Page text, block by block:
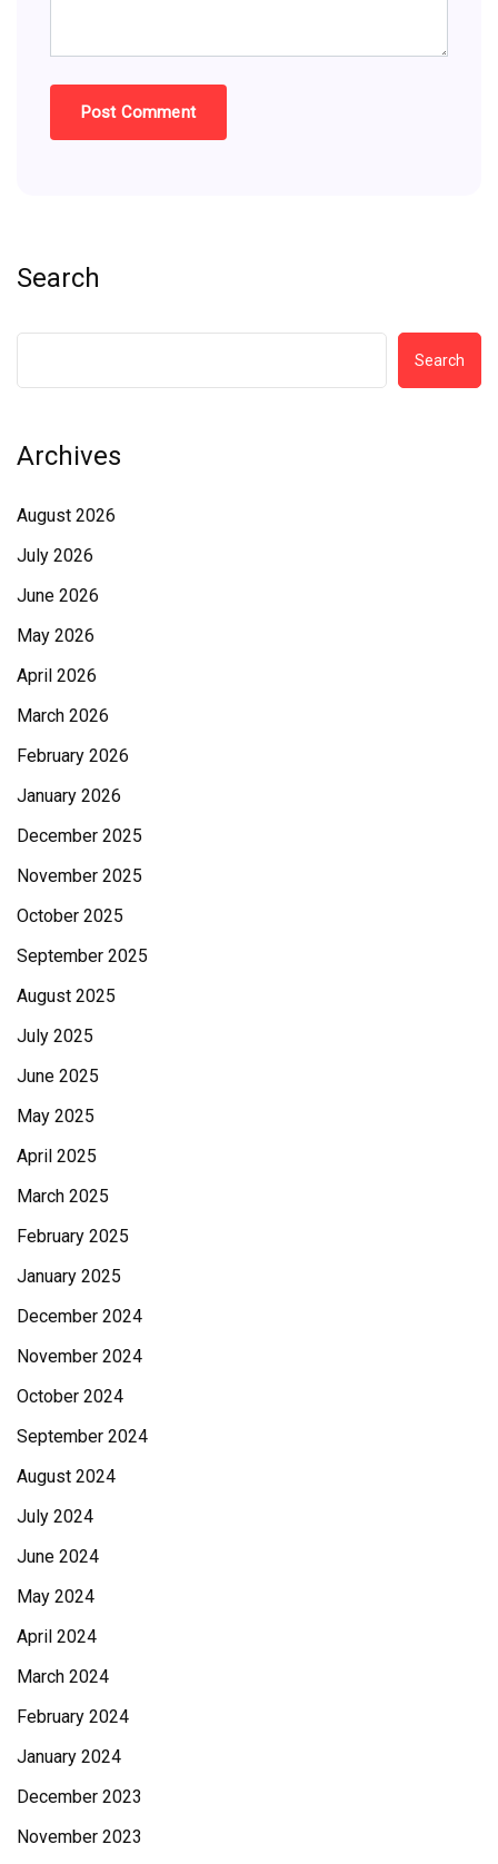
Search
Search
Archives
August 2026
July 2026
June 2026
May 2026
April 2026
March 2026
February 2026
January 2026
December 2025
November 2025
October 2025
September 2025
August 2025
July 2025
June 2025
May 2025
April 2025
March 2025
February 2025
January 2025
December 2024
November 2024
October 2024
September 2024
August 2024
July 2024
June 2024
May 2024
April 2024
March 2024
February 2024
January 2024
December 2023
November 2023